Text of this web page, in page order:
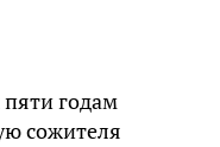
годам
сожителя